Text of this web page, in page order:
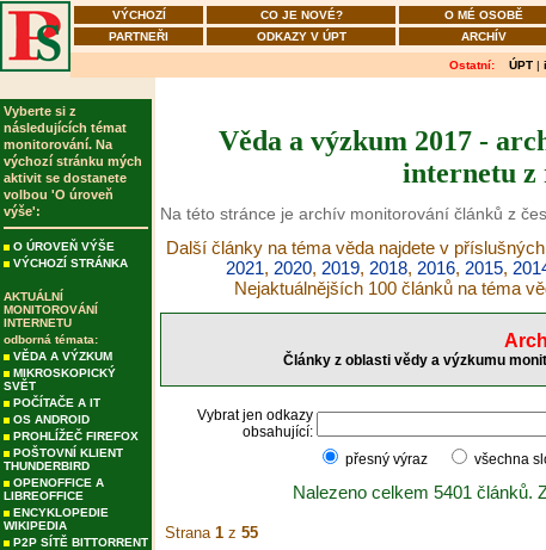
VÝCHOZÍ CO JE NOVÉ? O MÉ OSOBĚ
PARTNEŘI
ODKAZY V ÚPT ARCHÍV
Ostatní: ÚPT |
Vyberte si z
následujících témat
monitorování. Na
výchozí stránku mých
aktivit se dostanete
volbou 'O úroveň
výše':
O ÚROVEŇ VÝŠE
VÝCHOZÍ STRÁNKA
AKTUÁLNÍ
MONITOROVÁNÍ
INTERNETU
odborná témata:
VĚDA A VÝZKUM
MIKROSKOPICKÝ
SVĚT
POČÍTAČE A IT
OS ANDROID
PROHLÍŽEČ FIREFOX
POŠTOVNÍ KLIENT
THUNDERBIRD
OPENOFFICE A
LIBREOFFICE
ENCYKLOPEDIE
WIKIPEDIA
P2P SÍTĚ BITTORRENT
Věda a výzkum 2017 -
internetu z
Na této stránce je archív monitorování článků z
Další články na téma věda najdete v
2021, 2020, 2019, 2018, 2016, 2015,
Nejaktuálnějších 100 článků na téma
Články z oblasti vědy a výzkumu
Vybrat jen odkazy
obsahující:
přesný výraz
všechna
Nalezeno celkem 5401 článků.
Strana 1 z 55